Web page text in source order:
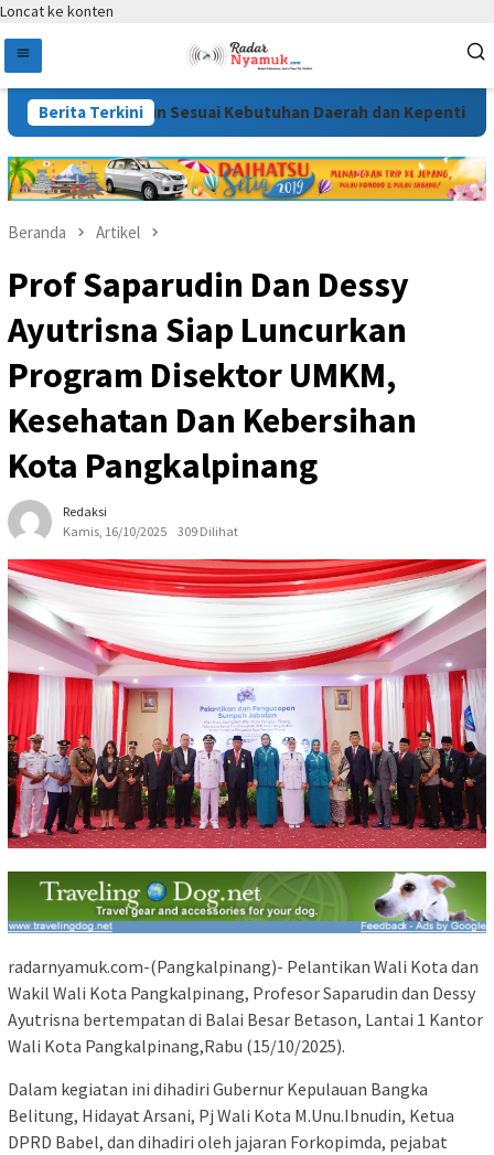
Loncat ke konten
Berita Terkini
2026 Disusun Sesuai Kebutuhan Daerah dan Kepentingan
Beranda Artikel
Prof Saparudin Dan Dessy
Ayutrisna Siap Luncurkan
Program Disektor UMKM,
Kesehatan Dan Kebersihan
Kota Pangkalpinang
Redaksi
Kamis, 16/10/2025
309 Dilihat
radarnyamuk.com-(Pangkalpinang)- Pelantikan Wali Kota dan
Wakil Wali Kota Pangkalpinang, Profesor Saparudin dan Dessy
Ayutrisna bertempatan di Balai Besar Betason, Lantai 1 Kantor
Wali Kota Pangkalpinang,Rabu (15/10/2025).
Dalam kegiatan ini dihadiri Gubernur Kepulauan Bangka
Belitung, Hidayat Arsani, Pj Wali Kota M.Unu.Ibnudin, Ketua
DPRD Babel, dan dihadiri oleh jajaran Forkopimda, pejabat